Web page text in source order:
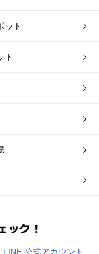
ット
ト
ック！